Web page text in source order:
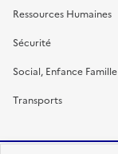
Ressources Humaines
Sécurité
Social, Enfance Famille
Transports